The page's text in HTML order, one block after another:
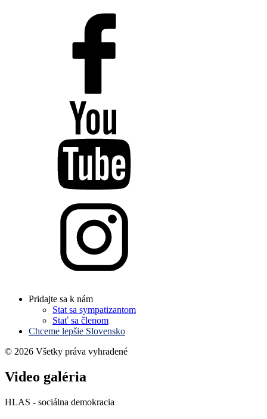
Pridajte sa k nám
Stat sa sympatizantom
Stať sa členom
Chceme lepšie Slovensko
© 2026 Všetky práva vyhradené
Video galéria
HLAS - sociálna demokracia